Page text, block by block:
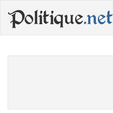
Politique.net